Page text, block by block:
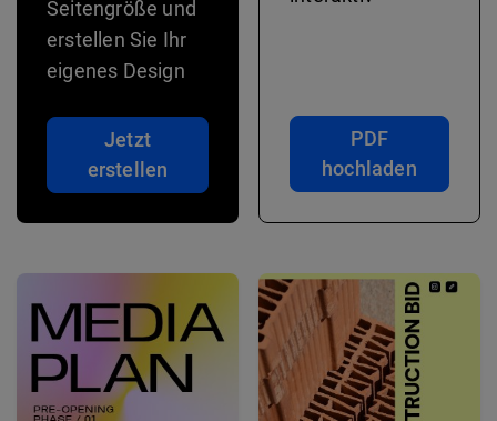
Seitengröße und
erstellen Sie Ihr
eigenes Design
Jetzt
erstellen
PDF
hochladen